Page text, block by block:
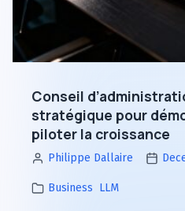
secteurs
réglementés
Conseil
stratégique pour
piloter la croissance
Philippe Dallaire
Business LLM